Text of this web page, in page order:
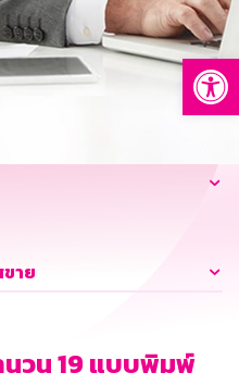
าย
วน 19 แบบพิมพ์